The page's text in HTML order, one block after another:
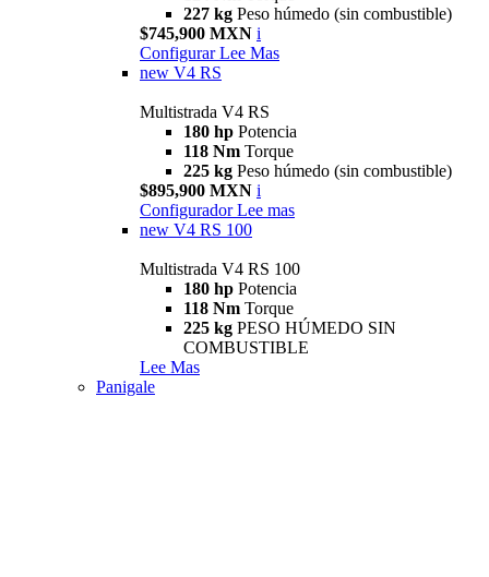
227 kg Peso húmedo (sin combustible)
$745,900 MXN i
Configurar Lee Mas
new V4 RS
Multistrada V4 RS
180 hp Potencia
118 Nm Torque
225 kg Peso húmedo (sin combustible)
$895,900 MXN i
Configurador Lee mas
new V4 RS 100
Multistrada V4 RS 100
180 hp Potencia
118 Nm Torque
225 kg PESO HÚMEDO SIN
COMBUSTIBLE
Lee Mas
Panigale